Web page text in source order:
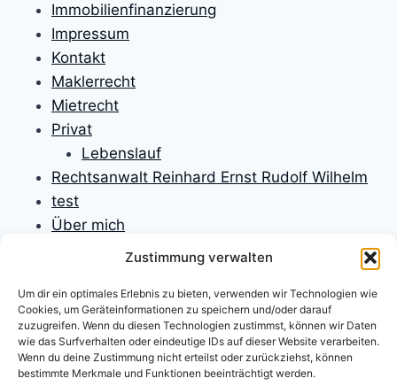
Zustimmung verwalten
Um dir ein optimales Erlebnis zu bieten, verwenden wir Technologien wie
Cookies, um Geräteinformationen zu speichern und/oder darauf
zuzugreifen. Wenn du diesen Technologien zustimmst, können wir Daten
wie das Surfverhalten oder eindeutige IDs auf dieser Website verarbeiten.
Wenn du deine Zustimmung nicht erteilst oder zurückziehst, können
bestimmte Merkmale und Funktionen beeinträchtigt werden.
Immobilienfinanzierung
Impressum
Kontakt
Maklerrecht
Mietrecht
Privat
Lebenslauf
Rechtsanwalt Reinhard Ernst Rudolf Wilhelm
test
Über mich
Unfallversicherungen
Verfassungsrecht
Versicherungen
Versicherungsrecht
Willkommen